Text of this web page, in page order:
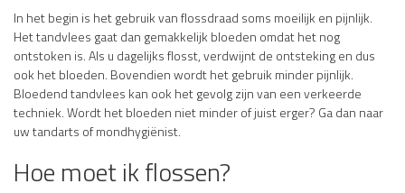
In het begin is het gebruik van flossdraad soms moeilijk en pijnlijk.
Het tandvlees gaat dan gemakkelijk bloeden omdat het nog
ontstoken is. Als u dagelijks flosst, verdwijnt de ontsteking en dus
ook het bloeden. Bovendien wordt het gebruik minder pijnlijk.
Bloedend tandvlees kan ook het gevolg zijn van een verkeerde
techniek. Wordt het bloeden niet minder of juist erger? Ga dan naar
uw tandarts of mondhygiënist.
Hoe moet ik flossen?